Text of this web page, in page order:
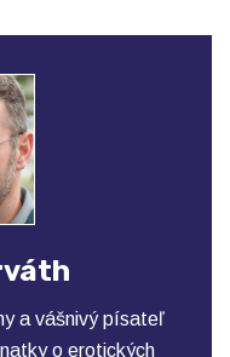
a vášnivý písateľ
o erotických